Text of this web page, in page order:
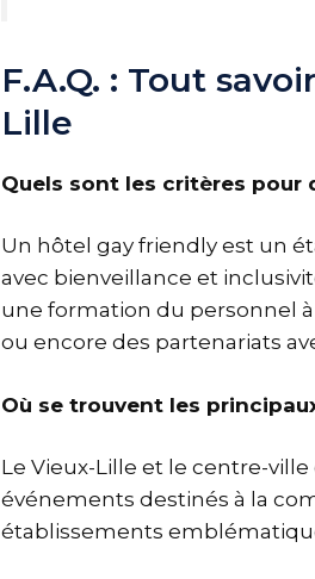
F.A.Q. : Tout
Lille
Quels sont les critères pour
Un hôtel gay friendly est un
avec bienveillance et
une formation du personnel à
ou encore des partenariats
Où se trouvent les
Le Vieux-Lille et le centre-
événements destinés à la
établissements